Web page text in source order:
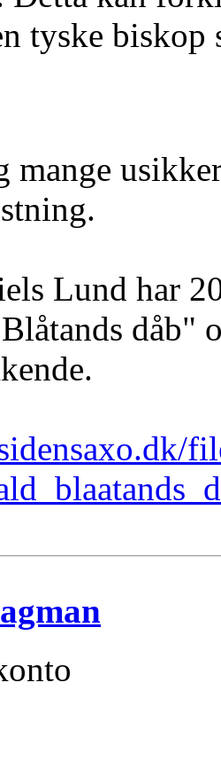
tyske biskop
mange
Lund har
dåb"